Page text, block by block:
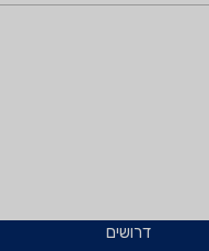
דרושים